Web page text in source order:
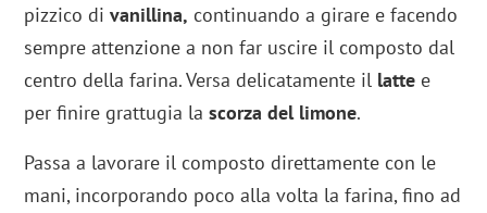
pizzico divanillina, continuando a girare e facendo
sempre attenzione a non far uscire il composto dal
centro della farina. Versa delicatamente il latte e
per finire grattugia lascorza del limone.
Passa a lavorare il composto direttamente con le
mani, incorporando poco alla volta la farina, fino ad